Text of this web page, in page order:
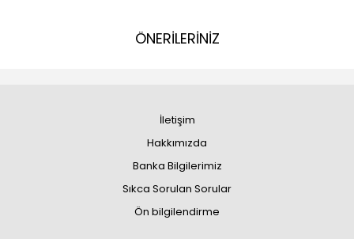
ÖNERİLERİNİZ
İletişim
Hakkımızda
Banka Bilgilerimiz
Sıkca Sorulan Sorular
Ön bilgilendirme